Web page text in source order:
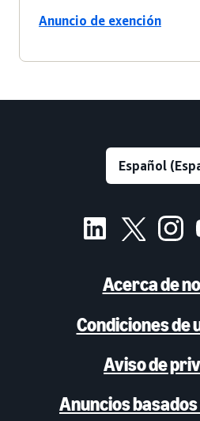
Anuncio de exención
Acerca de
Condiciones de
Aviso de
Anuncios